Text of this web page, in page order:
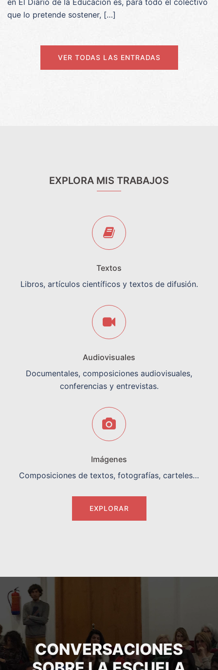
que lo pretende sostener, […]
VER TODAS LAS ENTRADAS
EXPLORA MIS TRABAJOS
Textos
Libros, artículos científicos y textos de difusión.
Audiovisuales
Documentales, composiciones audiovisuales,
conferencias y entrevistas.
Imágenes
Composiciones de textos, fotografías, carteles…
EXPLORAR
CONVERSACIONES